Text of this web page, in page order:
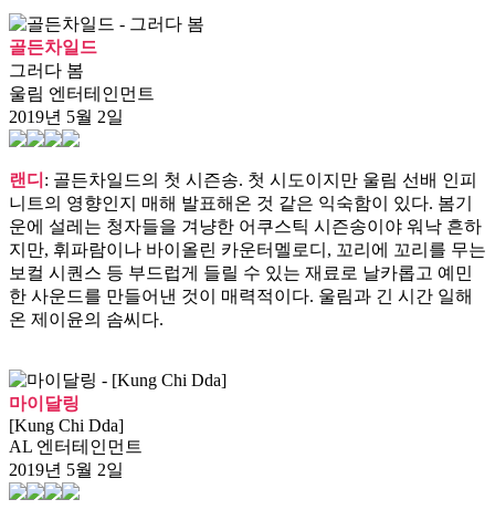
골든차일드
그러다 봄
울림 엔터테인먼트
2019년 5월 2일
랜디 : 골든차일드의 첫 시즌송. 첫 시도이지만 울림 선배 인피
니트의 영향인지 매해 발표해온 것 같은 익숙함이 있다. 봄기
운에 설레는 청자들을 겨냥한 어쿠스틱 시즌송이야 워낙 흔하
지만, 휘파람이나 바이올린 카운터멜로디, 꼬리에 꼬리를 무는
보컬 시퀀스 등 부드럽게 들릴 수 있는 재료로 날카롭고 예민
한 사운드를 만들어낸 것이 매력적이다. 울림과 긴 시간 일해
온 제이윤의 솜씨다.
마이달링
[Kung Chi Dda]
AL 엔터테인먼트
2019년 5월 2일